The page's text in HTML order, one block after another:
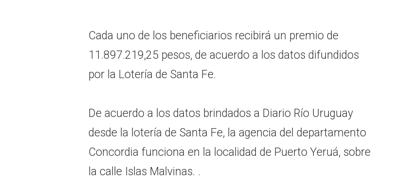
Cada uno de los beneficiarios recibirá un premio de
11.897.219,25 pesos, de acuerdo a los datos difundidos
por la Lotería de Santa Fe.
De acuerdo a los datos brindados a Diario Río Uruguay
desde la lotería de Santa Fe, la agencia del departamento
Concordia funciona en la localidad de Puerto Yeruá, sobre
la calle Islas Malvinas. .